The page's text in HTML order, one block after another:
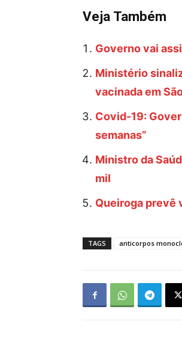
Veja Também
Governo vai
Ministério
vacinada em
Covid-19:
semanas”
Ministro da
mil
Queiroga prevê
TAGS anticorpos